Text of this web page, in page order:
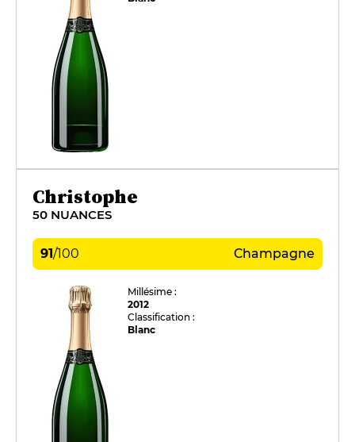
Christophe
50 NUANCES
91/100 Champagne
Millésime :
2012
Classification :
Blanc